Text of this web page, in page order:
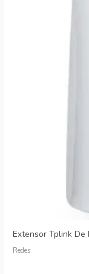
Extensor Tplink De
Redes